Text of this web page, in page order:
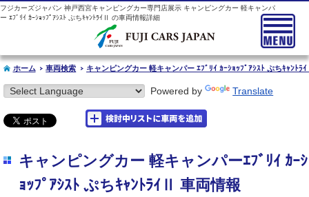
フジカーズジャパン 神戸西宮キャンピングカー専門店展示 キャンピングカー 軽キャンパ
ー ｴﾌﾞﾘｲ ｶｰｼｮｯﾌﾟｱｼｽﾄ ぷちｷｬﾝﾄﾗｲⅡ の車両情報詳細
ホーム 車両検索 キャンピングカー 軽キャンパー ｴﾌﾞﾘｲ ｶｰｼｮｯﾌﾟｱｼｽﾄ ぷちｷｬﾝﾄﾗ
Powered by Translate
キャンピングカー 軽キャンパーｴﾌﾞﾘｲ ｶｰｼ
ｮｯﾌﾟｱｼｽﾄ ぷちｷｬﾝﾄﾗｲⅡ 車両情報